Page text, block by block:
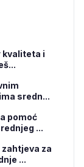
kvaliteta i
sredn...
pomoć
...
zahtjeva za
...